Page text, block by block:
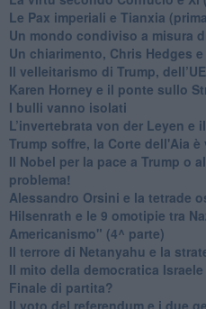
Le Pax imperiali e Tianxia
Un mondo condiviso a misura
​Un chiarimento, Chris Hedges
Il velleitarismo di Trump,
​Karen Horney e il ponte sullo
​I bulli vanno isolati
L’invertebrata von der Leyen e
Trump soffre, la Corte dell'Aia è
​Il Nobel per la pace a Trump o
problema!
​Alessandro Orsini e la tetrade
​Hilsenrath e le 9 omotipie tra
Americanismo" (4^ parte)
​Il terrore di Netanyahu e la
Il mito della democratica
​Finale di partita?
​Il voto del referendum e i due